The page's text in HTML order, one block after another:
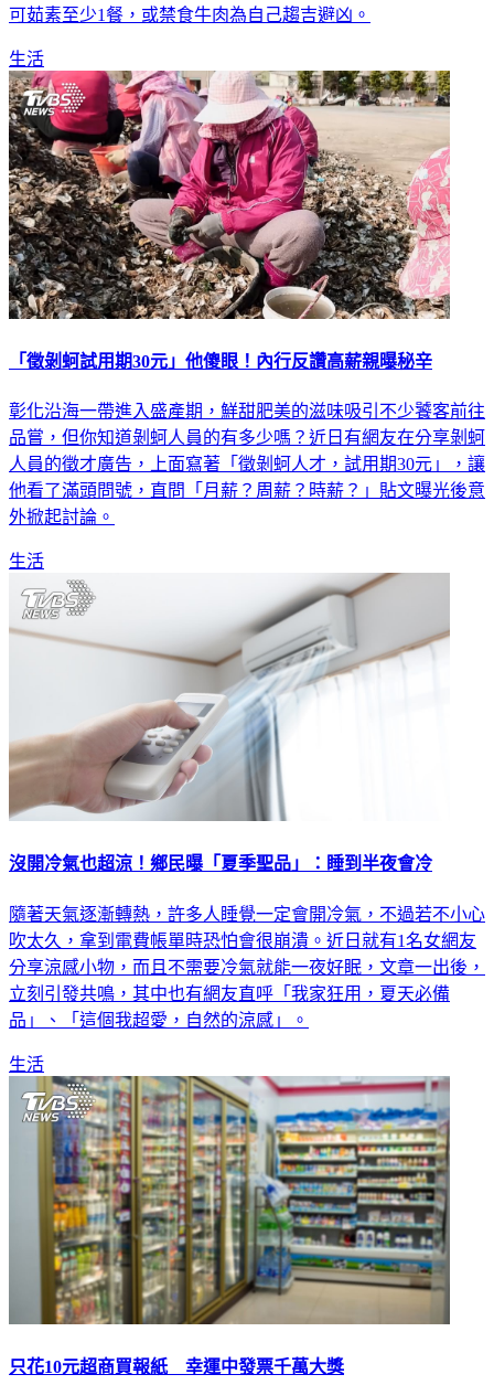
可茹素至少1餐，或禁食牛肉為自己趨吉避凶。
生活
「徵剝蚵試用期30元」他傻眼！內行反讚高薪親曝秘辛
彰化沿海一帶進入盛產期，鮮甜肥美的滋味吸引不少饕客前往
品嘗，但你知道剝蚵人員的有多少嗎？近日有網友在分享剝蚵
人員的徵才廣告，上面寫著「徵剝蚵人才，試用期30元」，讓
他看了滿頭問號，直問「月薪？周薪？時薪？」貼文曝光後意
外掀起討論。
生活
沒開冷氣也超涼！鄉民曝「夏季聖品」：睡到半夜會冷
隨著天氣逐漸轉熱，許多人睡覺一定會開冷氣，不過若不小心
吹太久，拿到電費帳單時恐怕會很崩潰。近日就有1名女網友
分享涼感小物，而且不需要冷氣就能一夜好眠，文章一出後，
立刻引發共鳴，其中也有網友直呼「我家狂用，夏天必備
品」、「這個我超愛，自然的涼感」。
生活
只花10元超商買報紙 幸運中發票千萬大獎